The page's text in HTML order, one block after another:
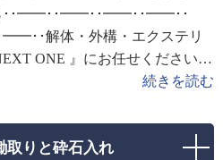
･･━━･･━━･･━━･･━━･･
･解体・外構・エクステリ
ONE 』にお任せください！
解決をサポートいたします続きを読む
りと砕石入れ